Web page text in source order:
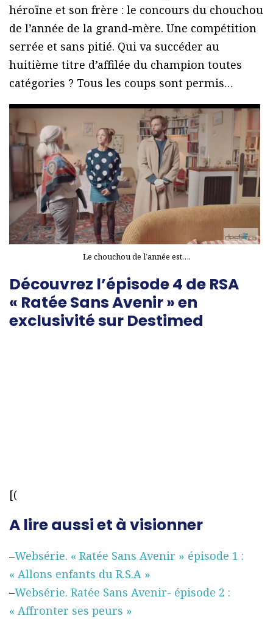
héroïne et son frère : le concours du chouchou
de l’année de la grand-mère. Une compétition
serrée et sans pitié. Qui va succéder au
huitième titre d’affilée du champion toutes
catégories ? Tous les coups sont permis…
Le chouchou de l’année est….
Découvrez l’épisode 4 de RSA
« Ratée Sans Avenir » en
exclusivité sur Destimed
[(
A lire aussi et à visionner
–Websérie. « Ratée Sans Avenir » épisode 1 :
« Allons enfants du R.S.A »
–Websérie. Ratée Sans Avenir- épisode 2 :
« Affronter ses peurs »